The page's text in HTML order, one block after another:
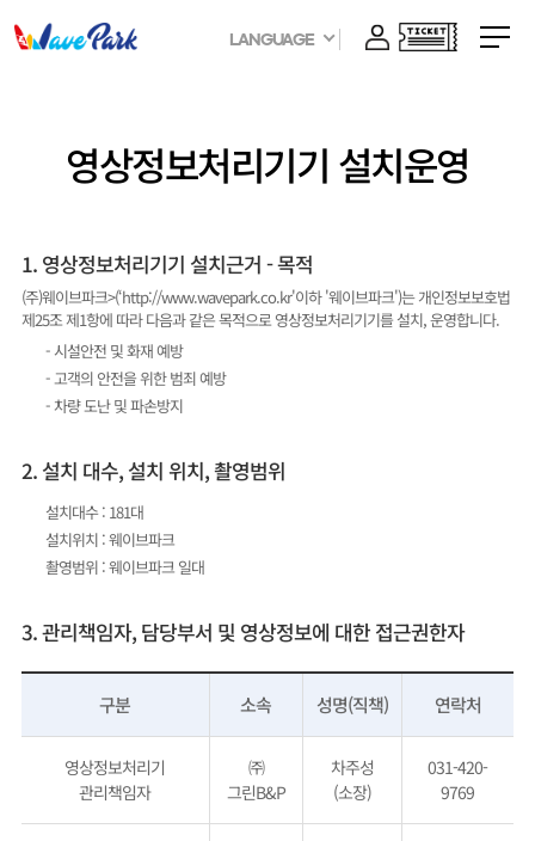
LANGUAGE
영상정보처리기기 설치운영
1. 영상정보처리기기 설치근거 - 목적
(주)웨이브파크>(‘http://www.wavepark.co.kr'이하 '웨이브파크')는 개인정보보호법
제25조 제1항에 따라 다음과 같은 목적으로 영상정보처리기기를 설치, 운영합니다.
- 시설안전 및 화재 예방
- 고객의 안전을 위한 범죄 예방
- 차량 도난 및 파손방지
2. 설치 대수, 설치 위치, 촬영범위
설치대수 : 181대
설치위치 : 웨이브파크
촬영범위 : 웨이브파크 일대
3. 관리책임자, 담당부서 및 영상정보에 대한 접근권한자
구분 소속 성명(직책) 연락처
영상정보처리기
관리책임자
㈜
그린B&P
차주성
(소장)
031-420-
9769